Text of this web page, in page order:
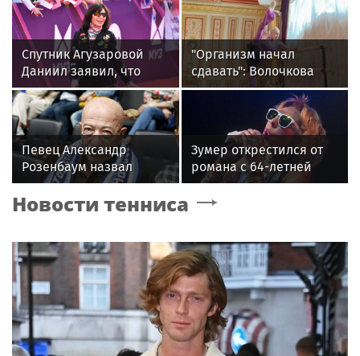
Спутник Агузаровой
Даниил заявил, что
решал рабочие
вопросы с певицей в
отеле
"Организм начал
сдавать": Волочкова
раскрыла причину
отсутствия фотографий
со шпагатами
Певец Александр
Розенбаум назвал
Любовь Орлову
настоящей звездой
Зумер открестился от
романа с 64-летней
Жанной Агузаровой
Новости тенниса